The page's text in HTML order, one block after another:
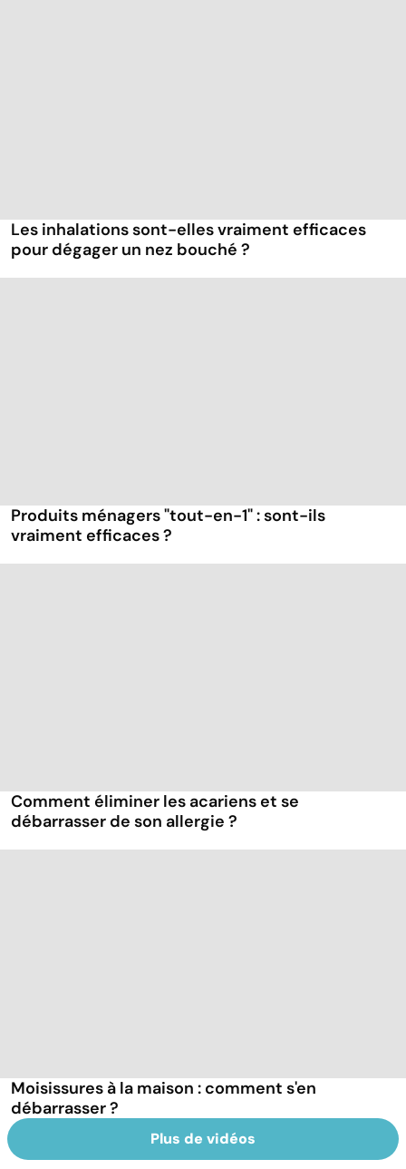
Les inhalations sont-elles vraiment efficaces
pour dégager un nez bouché ?
Produits ménagers "tout-en-1" : sont-ils
vraiment efficaces ?
Comment éliminer les acariens et se
débarrasser de son allergie ?
Moisissures à la maison : comment s'en
débarrasser ?
Plus de vidéos